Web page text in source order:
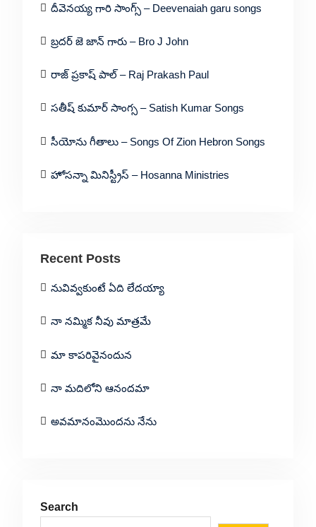
దీవెనయ్య గారి సాంగ్స్ – Deevenaiah garu songs
బ్రదర్ జె జాన్ గారు – Bro J John
రాజ్ ప్రకాష్ పాల్ – Raj Prakash Paul
సతీష్ కుమార్ సాంగ్స – Satish Kumar Songs
సీయోను గీతాలు – Songs Of Zion Hebron Songs
హోసన్నా మినిస్ట్రీస్ – Hosanna Ministries
Recent Posts
నువివ్వకుంటే ఏది లేదయ్యా
నా నమ్మిక నీవు మాత్రమే
మా కాపరివైనందున
నా మదిలోని ఆనందమా
అవమానంమొందను నేను
Search